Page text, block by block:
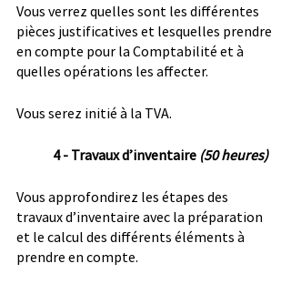
Vous verrez quelles sont les différentes
pièces justificatives et lesquelles prendre
en compte pour la Comptabilité et à
quelles opérations les affecter.
Vous serez initié à la TVA.
4 - Travaux d’inventaire (50 heures)
Vous approfondirez les étapes des
travaux d’inventaire avec la préparation
et le calcul des différents éléments à
prendre en compte.